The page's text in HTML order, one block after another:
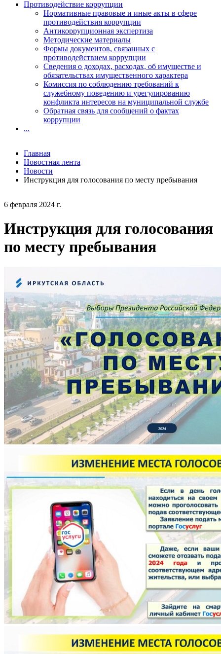
6 февраля 2024 г.
Инструкция для голосования
по месту пребывания
Противодействие коррупции
Нормативные правовые и иные акты в сфере
противодействия коррупции
Антикоррупционная экспертиза
Методические материалы
Формы документов, связанных с
противодействием коррупции
Сведения о доходах, расходах, об имуществе и
обязательствах имущественного характера
Комиссия по соблюдению требований к
служебному поведению и урегулированию
конфликта интересов на муниципальной службе
Обратная связь для сообщений о фактах
коррупции
...
Главная
Новостная лента
Новости
Инструкция для голосования по месту пребывания